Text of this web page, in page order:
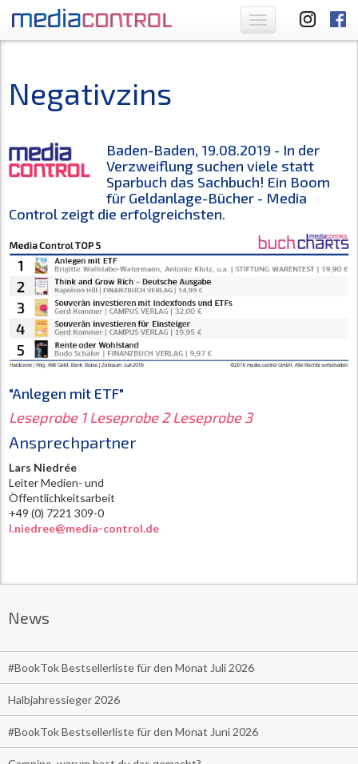
Toggle
navigation
Negativzins
Baden-Baden, 19.08.2019 - In der
Verzweiflung suchen viele statt
Sparbuch das Sachbuch! Ein Boom
für Geldanlage-Bücher - Media
Control zeigt die erfolgreichsten.
"Anlegen mit ETF"
Leseprobe 1 Leseprobe 2 Leseprobe 3
Ansprechpartner
Lars Niedrée
Leiter Medien- und
Öffentlichkeitsarbeit
+49 (0) 7221 309-0
l.niedree@media-control.de
News
#BookTok Bestsellerliste für den Monat Juli 2026
Halbjahressieger 2026
#BookTok Bestsellerliste für den Monat Juni 2026